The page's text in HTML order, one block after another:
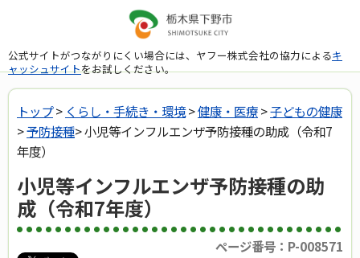
公式サイトがつながりにくい場合には、ヤフー株式会社の協力によるキ
ャッシュサイトをお試しください。
トップ> くらし・手続き・環境>健康・医療>子どもの健康
>予防接種> 小児等インフルエンザ予防接種の助成（令和7
年度）
小児等インフルエンザ予防接種の助
成（令和7年度）
ページ番号：P-008571